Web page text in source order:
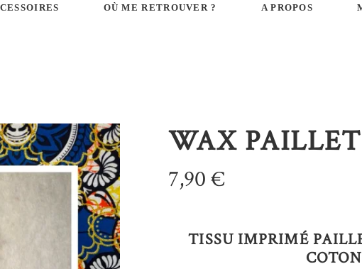
OÙ ME RETROUVER ? A PROPOS
WAX
7,90€
TISSU IMPRIMÉ
COTON